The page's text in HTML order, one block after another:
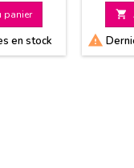
panier
en stock

